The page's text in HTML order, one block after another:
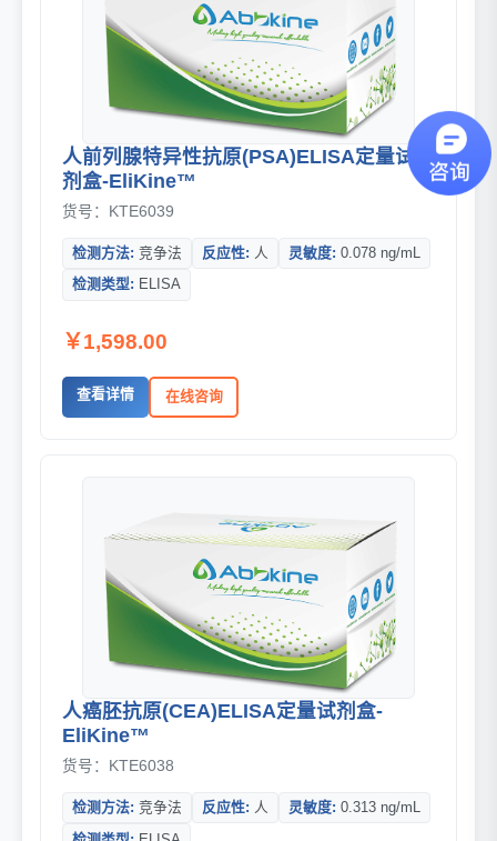
人前列腺特异性抗原(PSA)ELISA定量试
剂盒-EliKine™
货号：KTE6039
检测方法: 竞争法 反应性: 人 灵敏度: 0.078 ng/mL
检测类型: ELISA
￥1,598.00
查看详情 在线咨询
人癌胚抗原(CEA)ELISA定量试剂盒-
EliKine™
货号：KTE6038
检测方法: 竞争法 反应性: 人 灵敏度: 0.313 ng/mL